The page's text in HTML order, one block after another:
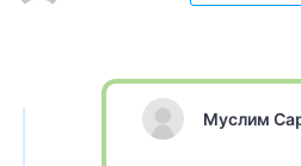
Муслим